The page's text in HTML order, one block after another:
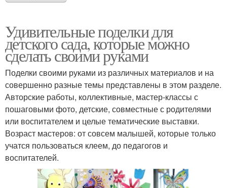
Удивительные поделки для
детского сада, которые можно
сделать своими руками
Поделки своими руками из различных материалов и на
совершенно разные темы представлены в этом разделе.
Авторские работы, коллективные, мастер-классы с
пошаговыми фото, детские, совместные с родителями
или воспитателем и целые тематические выставки.
Возраст мастеров: от совсем малышей, которые только
учатся пользоваться клеем, до педагогов и
воспитателей.